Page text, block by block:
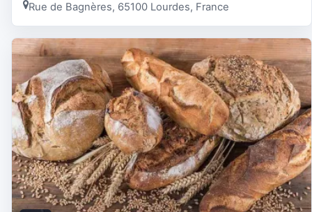
Rue de Bagnères, 65100 Lourdes, France